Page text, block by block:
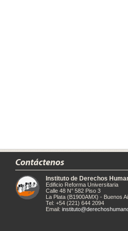
Contáctenos
Instituto de Derechos
Edificio Reforma Universitaria
Calle 48 N° 582 Piso 3
La Plata (B1900AMX) - Buenos
Tel: +54 (221) 644 2094
Email: